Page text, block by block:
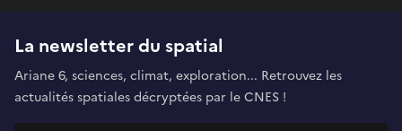
La newsletter du spatial
Ariane 6, sciences, climat, exploration... Retrouvez les
actualités spatiales décryptées par le CNES !